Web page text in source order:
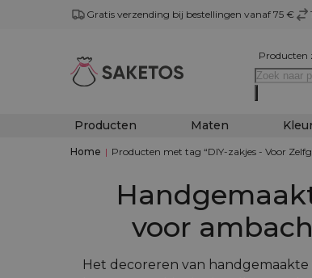
Gratis verzending bij bestellingen vanaf 75 €
Producten
Producten Maten
Home | Producten met tag “DIY-zakjes - Voor
voor
Het decoreren van